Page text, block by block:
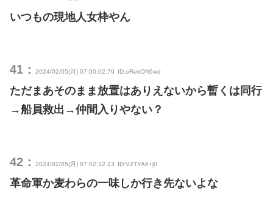
いつもの現地人女枠やん
41： 2024/02/05(月) 07:00:02.79 ID:oRekON6wd
ただまあそのまま放置はありえないから暫くは同行
→船員救出→仲間入りやない？
42： 2024/02/05(月) 07:02:32.13 ID:V2TYA6+j0
革命軍か麦わらの一味しか行き先ないよな